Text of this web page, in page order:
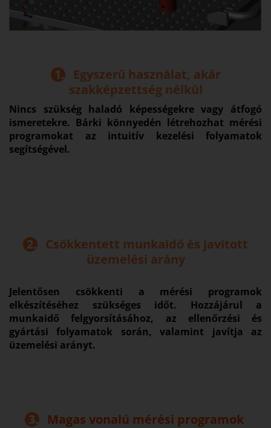
1.
Egyszerű használat, akár
szakképzettség nélkül
Nincs szükség haladó képességekre vagy átfogó
ismeretekre. Bárki könnyedén létrehozhat mérési
programokat az intuitív kezelési folyamatok
segítségével.
2. Csökkentett munkaidő és javított
üzemelési arány
Jelentősen csökkenti a mérési programok
elkészítéséhez szükséges időt. Hozzájárul a
munkaidő felgyorsításához, az ellenőrzési és
gyártási folyamatok során, valamint javítja az
üzemelési arányt.
3. Magas vonalú mérési programok